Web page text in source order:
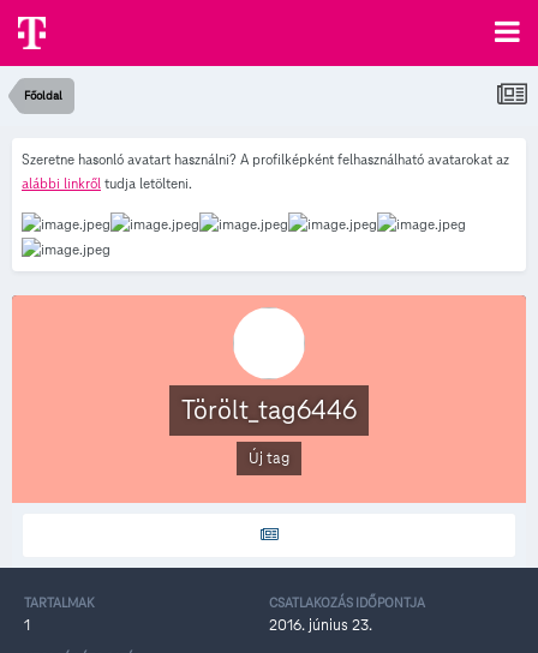
Főoldal
Szeretne hasonló avatart használni? A profilképként felhasználható avatarokat az
alábbi linkről tudja letölteni.
Törölt_tag6446
Új tag
TARTALMAK
1
CSATLAKOZÁS IDŐPONTJA
2016. június 23.